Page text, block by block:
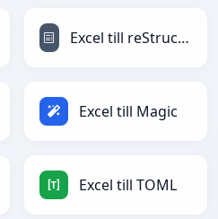
Excel till reStructuredText
Excel till Magic
Excel till TOML